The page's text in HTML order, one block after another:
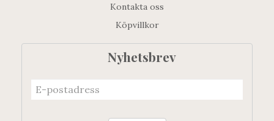
Kontakta oss
Köpvillkor
Nyhetsbrev